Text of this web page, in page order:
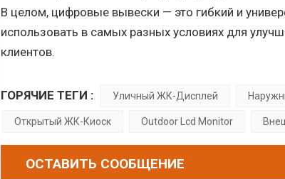
В целом, цифровые вывески — это гибкий и
использовать в самых разных условиях для
клиентов.
ГОРЯЧИЕ ТЕГИ : Уличный ЖК-Дисплей
Открытый ЖК-Киоск Outdoor Lcd Monitor
ОСТАВИТЬ СООБЩЕНИЕ